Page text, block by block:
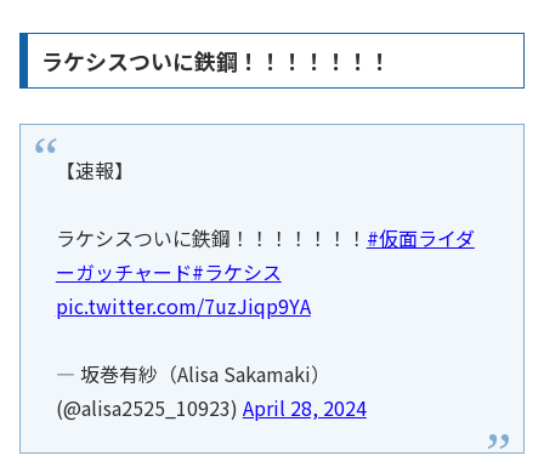
ラケシスついに鉄鋼！！！！！！！
【速報】
ラケシスついに鉄鋼！！！！！！！ #仮面ライダ
ーガッチャード#ラケシス
pic.twitter.com/7uzJiqp9YA
— 坂巻有紗（Alisa Sakamaki）
(@alisa2525_10923) April 28, 2024